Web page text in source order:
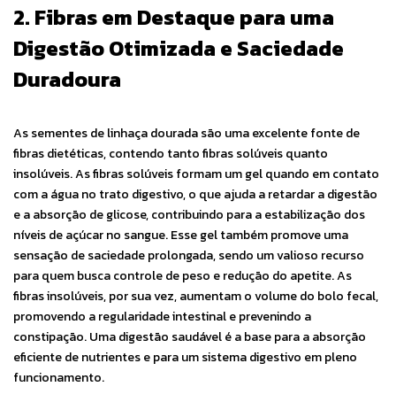
2. Fibras em Destaque para uma
Digestão Otimizada e Saciedade
Duradoura
As sementes de linhaça dourada são uma excelente fonte de
fibras dietéticas, contendo tanto fibras solúveis quanto
insolúveis. As fibras solúveis formam um gel quando em contato
com a água no trato digestivo, o que ajuda a retardar a digestão
e a absorção de glicose, contribuindo para a estabilização dos
níveis de açúcar no sangue. Esse gel também promove uma
sensação de saciedade prolongada, sendo um valioso recurso
para quem busca controle de peso e redução do apetite. As
fibras insolúveis, por sua vez, aumentam o volume do bolo fecal,
promovendo a regularidade intestinal e prevenindo a
constipação. Uma digestão saudável é a base para a absorção
eficiente de nutrientes e para um sistema digestivo em pleno
funcionamento.